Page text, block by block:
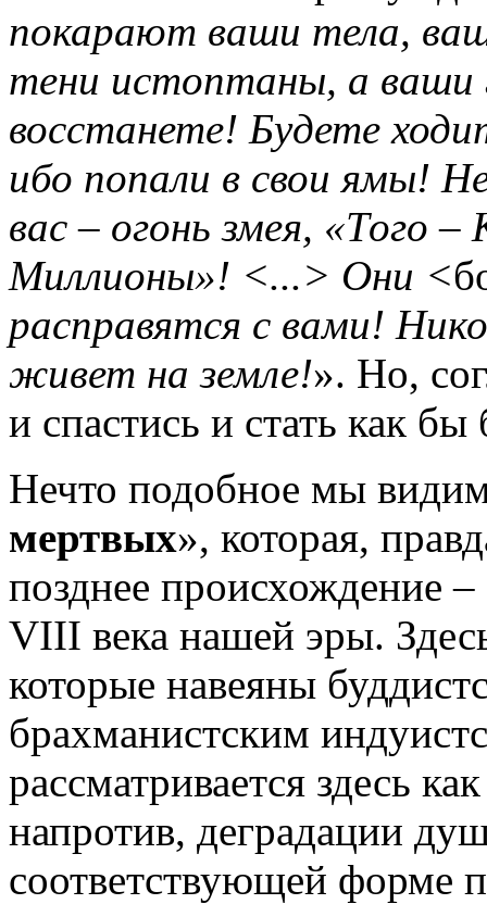
покарают ваши тела,
тени истоптаны, а ваши
восстанете! Будете
ибо попали в свои ямы!
вас – огонь змея, «Того
Миллионы»! <...> Они <
расправятся с вами!
живет на земле!». Но,
и спастись и стать как
Нечто подобное мы
мертвых», которая,
позднее происхождение –
VIII века нашей эры.
которые навеяны
брахманистским
рассматривается здесь
напротив, деградации
соответствующей форме